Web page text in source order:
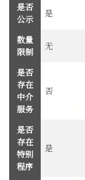
是否
公示
是
数量
限制
无
是否
存在
中介
服务
否
是否
存在
特别
程序
是